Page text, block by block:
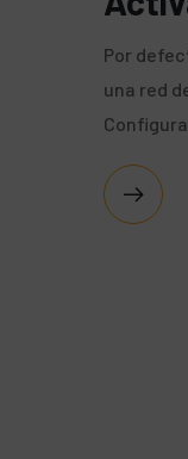
Por
una red